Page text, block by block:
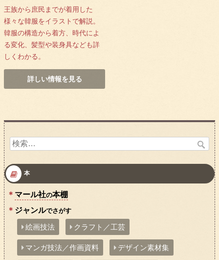
王族から庶民までが着用した
様々な韓服をイラストで解説。
韓服の構造から着方、時代によ
る変化、髪型や装身具なども詳
しくわかる。
詳しい情報を見る
検
本
マール社の本棚
ジャンルでさがす
絵画技法 クラフト／工芸
マンガ技法／作画資料 デザイン素材集